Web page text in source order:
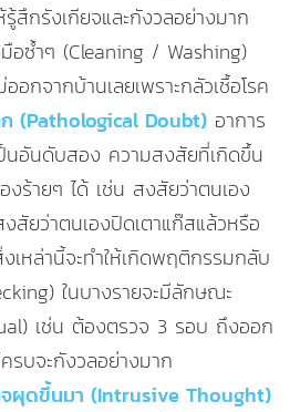
สึกรังเกียจและกังวลอย่างมาก
อซ้ำๆ (Cleaning / Washing)
อกจากบ้านเลยเพราะกลัวเชื้อโรค
(Pathological Doubt) อาการ
อันดับสอง ความสงสัยที่เกิดขึ้น
งร้ายๆ ได้ เช่น สงสัยว่าตนเอง
สัยว่าตนเองปิดเตาแก๊สแล้วหรือ
เหล่านี้จะทำให้เกิดพฤติกรรมกลับ
ในบางรายจะมีลักษณะ
เช่น ต้องตรวจ 3 รอบ ถึงออก
รบจะกังวลอย่างมาก
จผุดขึ้นมา (Intrusive Thought)